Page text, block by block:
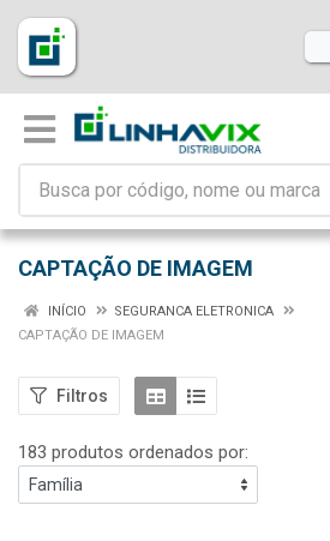
CAPTAÇÃO DE IMAGEM
INÍCIO
SEGURANCA ELETRONICA
CAPTAÇÃO DE IMAGEM
Filtros
183 produtos ordenados por: